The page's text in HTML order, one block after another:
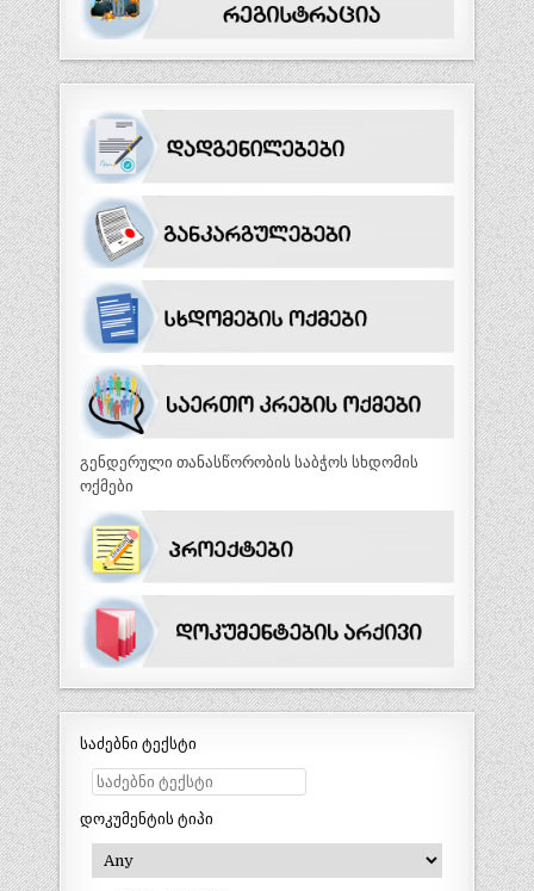
გენდერული თანასწორობის საბჭოს სხდომის
ოქმები
საძებნი ტექსტი
დოკუმენტის ტიპი